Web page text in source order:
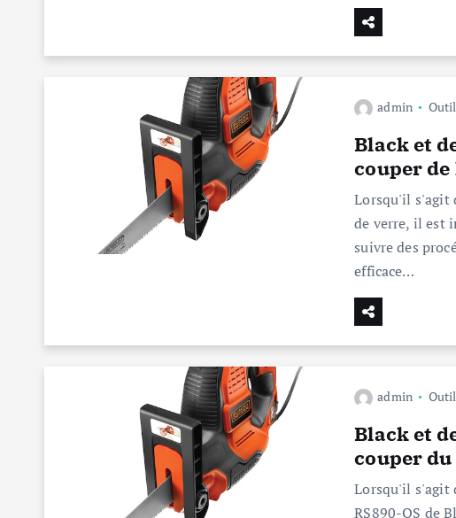
admin
Black et
couper
Lorsqu'il s'agit
de verre, il est
suivre des
efficace…
admin
Black et
couper
Lorsqu'il s'agit
RS890-QS de